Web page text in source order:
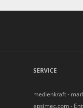
SERVICE
medienkraft -
epsimec.com -